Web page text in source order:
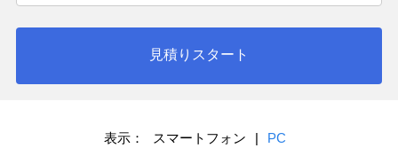
見積りスタート
表示： スマートフォン | PC